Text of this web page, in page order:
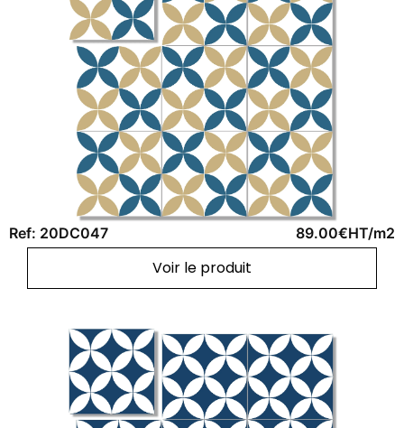
Ref: 20DC047 89.00€HT/m2
Voir le produit